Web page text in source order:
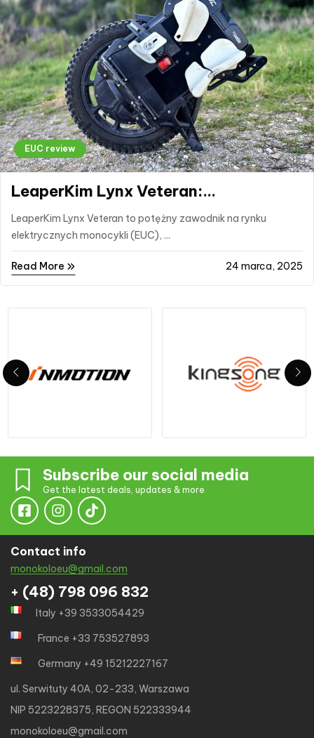
EUC review
LeaperKim Lynx Veteran:
Wysokowydajny Elektryczny
Monocykl
LeaperKim Lynx Veteran to potężny zawodnik na rynku
elektrycznych monocykli (EUC), ...
Read More 24 marca, 2025
Subscribe our social media
Get the latest deals, updates & more
Contact info
monokoloeu@gmail.com
+ (48) 798 096 832
Italy +39 3533054429
France +33 753527893
Germany +49 15212227167
ul. Serwituty 40A, 02-233, Warszawa
NIP 5223228375, REGON 522333944
monokoloeu@gmail.com